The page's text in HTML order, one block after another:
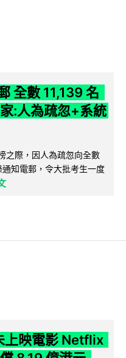
全數 11,139 名
:人為疏忽+系統
之際，因人為疏忽向全數
知電郵，令大批考生一度
上映電影 Netflix